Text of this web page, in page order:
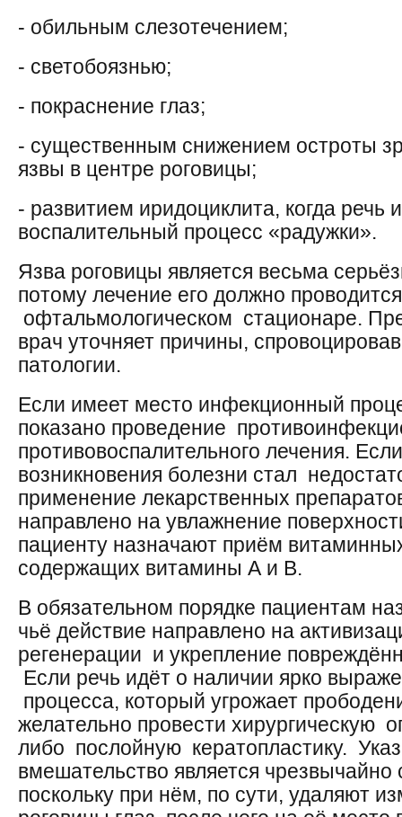
- обильным слезотечением;
- светобоязнью;
- покраснение глаз;
- существенным снижением остроты
язвы в центре роговицы;
- развитием иридоциклита, когда речь
воспалительный процесс «радужки».
Язва роговицы является весьма
потому лечение его должно
офтальмологическом стационаре.
врач уточняет причины,
патологии.
Если имеет место инфекционный
показано проведение
противовоспалительного лечения.
возникновения болезни стал
применение лекарственных
направлено на увлажнение
пациенту назначают приём
содержащих витамины А и В.
В обязательном порядке пациентам
чьё действие направлено на
регенерации и укрепление
Если речь идёт о наличии ярко
процесса, который угрожает
желательно провести хирургическую
либо послойную кератопластику.
вмешательство является
поскольку при нём, по сути, удаляют